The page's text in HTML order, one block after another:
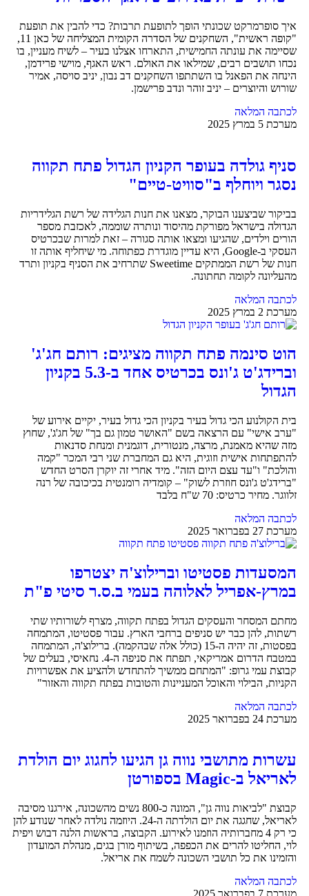
איך סופרמרקט שכונתי הופך לתופעת תרבות? כדי להבין את תופעת
"קופה ראשית", השחקנים של הסדרה הקומית המצליחה של כאן 11,
שסיימה את עונתה החמישית, התארחו אצלנו בעיר – לשיח מעניין, בו
נכחו תושבים רבים, שמילאו את האולם. ראש האגף, מוישי פרידמן,
הינחה את הפאנל בו השתתפו השחקנים דב נבון, יניב סויסה, אמיר
שורוש והיוצרים – יניב זוהר ונדב פרישמן.
לכתבה המלאה
מערכת 5 במרץ 2025
סניף גולדה בעופר הקניון הגדול פתח תקווה
נסגר ויוחלף ב"סוויט-טיים"
בביקור שביצענו הבוקר, מצאנו את חנות הגלידה של רשת הגלידריות
הגדולה בישראל מפורקת מהיסוד ונותרה שוממה, לאכזבת מספר
הורים וילדים, שהגיעו ומצאו אותה סגורה – זאת למרות שבכרטיס
העסקי ב-Google, היא עדיין מוגדרת כפתוחה. מי שיחליף אותה זו
חנות של רשת הממתקים Sweetime שתרחיב את הסניף בקניון ותרד
מהעליונה לקומה תחתונה.
לכתבה המלאה
מערכת 2 במרץ 2025
הוט סינמה פתח תקווה מציגים: רותם חג'ג'
וברידג'ט ג'ונס בכרטיס אחד ב-5.3 בקניון
הגדול
בית הקולנוע הכי גדול בעיר בקניון הכי גדול בעיר, יקיים אירוע של
"ערב אישי" עם הרצאה בשם "האושר טמון גם בך" של חג'ג', שחוץ
מזה שהיא מאמנת, מרצה, מנטורית, דוגמנית ומנחת סדנאות
להתפתחות אישית וזוגית, היא גם המחברת שני רבי המכר "קמה
והולכת" ו"עד עצם היום הזה". מיד אחרי זה יוקרן הסרט החדש
"ברידג'ט ג'ונס חוזרת לשוק" – קומדיה רומנטית בכיכובה של רנה
זלווגר. מחיר כרטיס: 70 ש"ח בלבד
לכתבה המלאה
מערכת 27 בפברואר 2025
המסעדות פסטיטו וברילוצ'ה יצטרפו
במרץ-אפריל לאלוהה בעמי ב.ס.ר סיטי פ"ת
מחתם המסחר והעסקים הגדול בפתח תקווה, מצרף לשורותיו שתי
רשתות, להן כבר יש סניפים ברחבי הארץ. עבור פסטיטו, המתמחה
בפסטות, זה יהיה ה-15 (כולל אלה שבהקמה). ברילוצ'ה, המתמחה
במטבח הדרום אמריקאי, תפתח את סניפה ה-4. נחאיסי, בעלים של
קבוצת עמי גרופ: "המתחם ממשיך להתחדש ולהציע את אפשרויות
הקניות, הבילוי והאוכל המעניינות והטובות בפתח תקווה והאזור"
לכתבה המלאה
מערכת 24 בפברואר 2025
עשרות מתושבי נווה גן הגיעו לחגוג יום הולדת
לאריאל ב-Magic בספורטן
קבוצת "לביאות נווה גן", המונה כ-800 נשים מהשכונה, אירגנו מסיבה
לאריאל, שחגגה את יום הולדתה ה-24. היוזמה נולדה לאחר שנודע להן
כי רק 4 מחברותיה הוזמנו לאירוע. הקבוצה, בראשות הלנה דבוש ויפית
לוי, החליטו להרים את הכפפה, בשיתוף מורן בגים, מנהלת המועדון
והזמינו את כל תושבי השכונה לשמח את אריאל.
לכתבה המלאה